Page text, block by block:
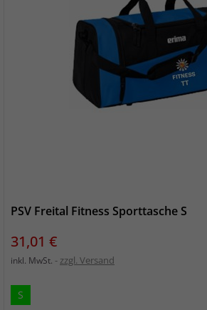
PSV Freital Fitness Sporttasche S
Preis
31,01 €
inkl. MwSt. zzgl. Versand
S